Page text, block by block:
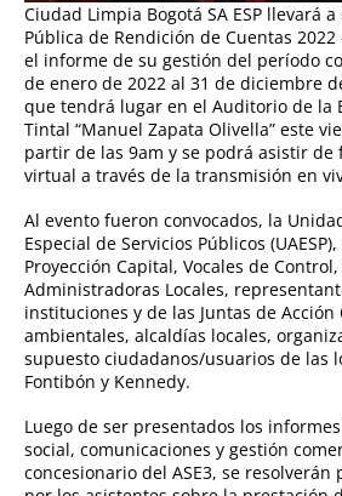
Ciudad Limpia Bogotá SA ESP llevará
Pública de Rendición de Cuentas
el informe de su gestión del período
de enero de 2022 al 31 de diciembre
que tendrá lugar en el Auditorio de la
Tintal “Manuel Zapata Olivella” este
partir de las 9am y se podrá asistir de
virtual a través de la transmisión en
Al evento fueron convocados, la
Especial de Servicios Públicos
Proyección Capital, Vocales de
Administradoras Locales,
instituciones y de las Juntas de
ambientales, alcaldías locales,
supuesto ciudadanos/usuarios de las
Fontibón y Kennedy.
Luego de ser presentados los
social, comunicaciones y gestión
concesionario del ASE3, se